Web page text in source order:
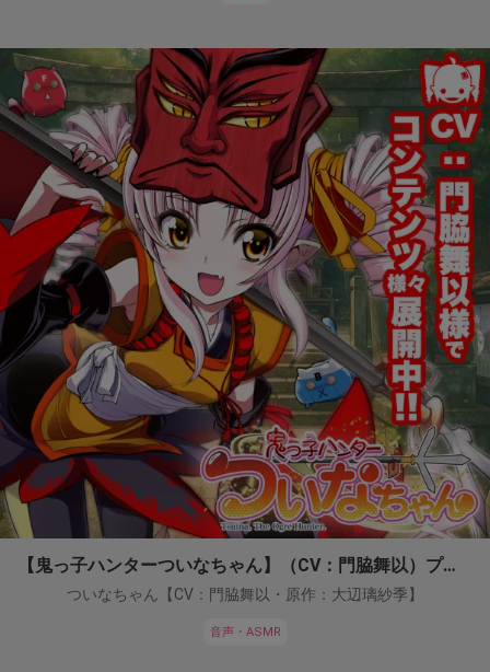
【鬼っ子ハンターついなちゃん】（CV：門脇舞以）プロジェクト！
ついなちゃん【CV：門脇舞以・原作：大辺璃紗季】
音声・ASMR